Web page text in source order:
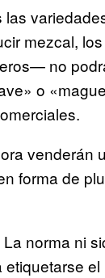
las
mezcal, los
no
o
venderán
forma de
norma ni
el